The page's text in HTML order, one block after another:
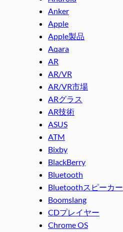
Anker
Apple
Apple製品
Aqara
AR
AR/VR
AR/VR市場
ARグラス
AR技術
ASUS
ATM
Bixby
BlackBerry
Bluetooth
Bluetoothスピーカー
Boomslang
CDプレイヤー
Chrome OS